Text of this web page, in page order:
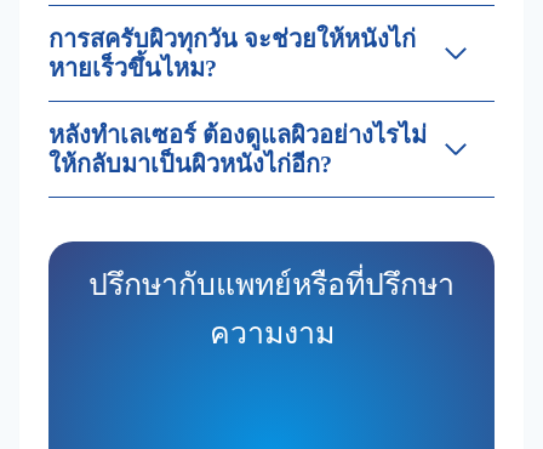
การสครับผิวทุกวัน จะช่วยให้หนังไก่
หายเร็วขึ้นไหม?
หลังทำเลเซอร์ ต้องดูแลผิวอย่างไรไม่
ให้กลับมาเป็นผิวหนังไก่อีก?
ปรึกษากับแพทย์หรือที่ปรึกษา
ความงาม